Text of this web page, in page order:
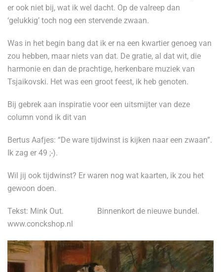
er ook niet bij, wat ik wel dacht. Op de valreep dan
‘gelukkig’ toch nog een stervende zwaan.
Was in het begin bang dat ik er na een kwartier genoeg van
zou hebben, maar niets van dat. De gratie, al dat wit, die
harmonie en dan de prachtige, herkenbare muziek van
Tsjaikovski. Het was een groot feest, ik heb genoten.
Bij gebrek aan inspiratie voor een uitsmijter van deze
column vond ik dit van
Bertus Aafjes: “De ware tijdwinst is kijken naar een zwaan”.
Ik zag er 49 ;-).
Wil jij ook tijdwinst? Er waren nog wat kaarten, ik zou het
gewoon doen.
Tekst: Mink Out.
Binnenkort de nieuwe bundel.
www.conckshop.nl